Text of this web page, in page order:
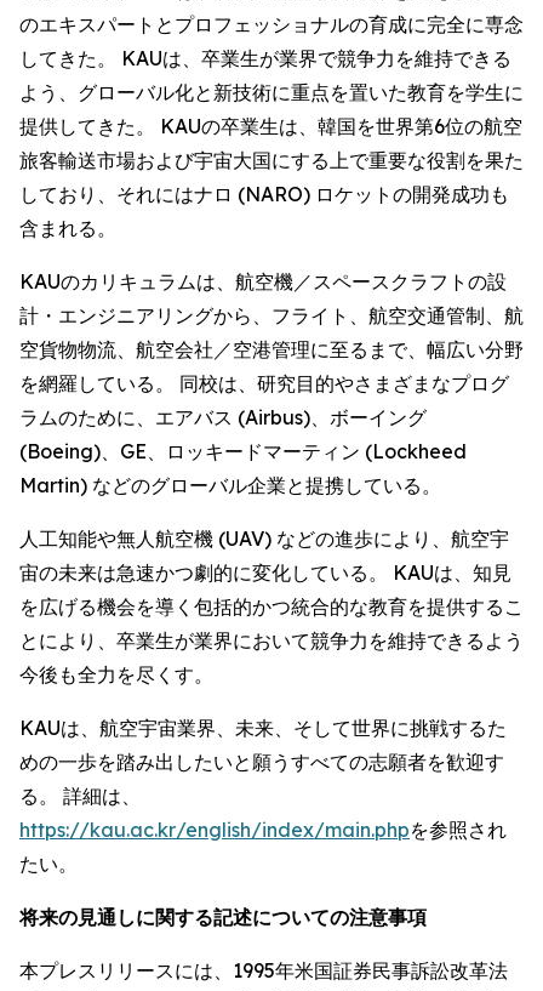
のエキスパートとプロフェッショナルの育成に完全に専念
してきた。 KAUは、卒業生が業界で競争力を維持できる
よう、グローバル化と新技術に重点を置いた教育を学生に
提供してきた。 KAUの卒業生は、韓国を世界第6位の航空
旅客輸送市場および宇宙大国にする上で重要な役割を果た
しており、それにはナロ (NARO) ロケットの開発成功も
含まれる。
KAUのカリキュラムは、航空機／スペースクラフトの設
計・エンジニアリングから、フライト、航空交通管制、航
空貨物物流、航空会社／空港管理に至るまで、幅広い分野
を網羅している。 同校は、研究目的やさまざまなプログ
ラムのために、エアバス (Airbus)、ボーイング
(Boeing)、GE、ロッキードマーティン (Lockheed
Martin) などのグローバル企業と提携している。
人工知能や無人航空機 (UAV) などの進歩により、航空宇
宙の未来は急速かつ劇的に変化している。 KAUは、知見
を広げる機会を導く包括的かつ統合的な教育を提供するこ
とにより、卒業生が業界において競争力を維持できるよう
今後も全力を尽くす。
KAUは、航空宇宙業界、未来、そして世界に挑戦するた
めの一歩を踏み出したいと願うすべての志願者を歓迎す
る。 詳細は、
https://kau.ac.kr/english/index/main.phpを参照され
たい。
将来の見通しに関する記述についての注意事項
本プレスリリースには、1995年米国証券民事訴訟改革法